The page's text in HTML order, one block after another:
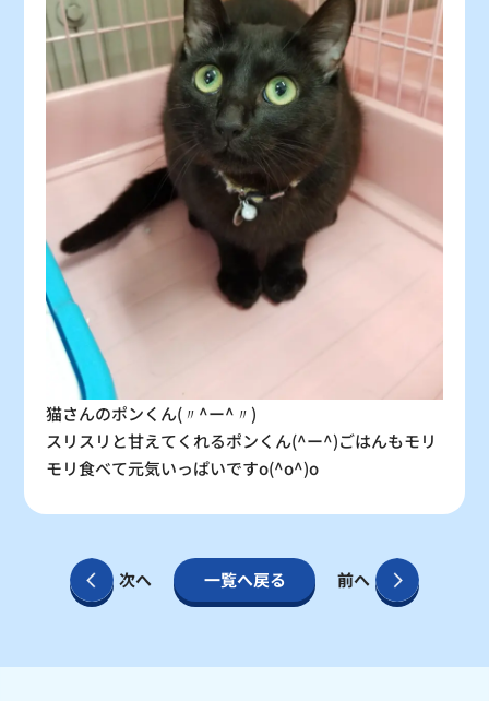
猫さんのポンくん(〃^ー^〃)
スリスリと甘えてくれるポンくん(^ー^)ごはんもモリ
モリ食べて元気いっぱいですo(^o^)o
次へ 一覧へ戻る 前へ